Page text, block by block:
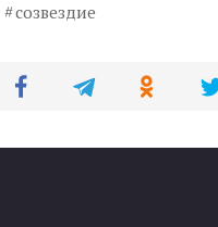
созвездие